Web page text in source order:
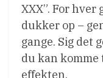
XXX”. For
dukker op –
gange. Sig det
du kan
effekten.